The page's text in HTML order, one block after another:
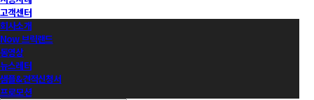
고객센터
회사소개
Now 브릭랜드
동영상
뉴스레터
샘플&견적신청서
프로모션